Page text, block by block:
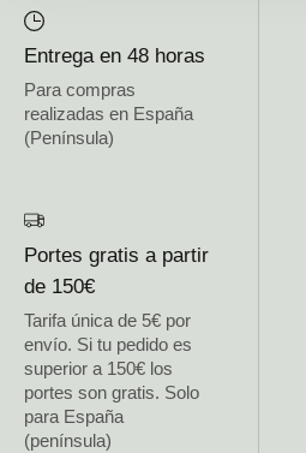
Entrega en 48 horas
Para compras
realizadas en España
(Península)
Portes gratis a partir
de 150€
Tarifa única de 5€ por
envío. Si tu pedido es
superior a 150€ los
portes son gratis. Solo
para España
(península)